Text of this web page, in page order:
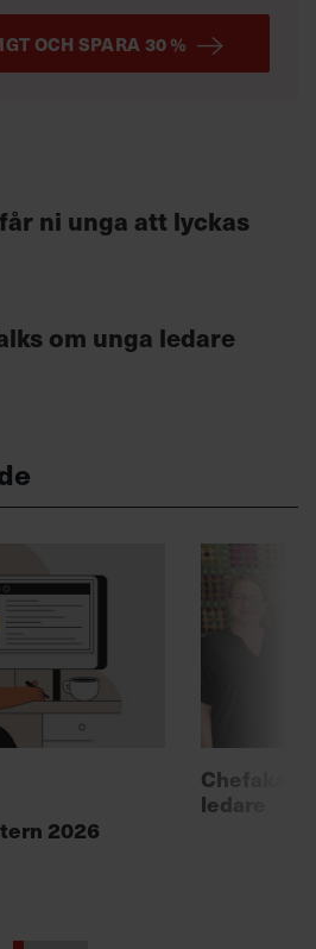
ni unga att lyckas
om unga ledare
OCH SPARA 30 %
2026
ledare